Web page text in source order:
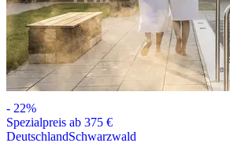
- 22%
Spezialpreis ab 375 €
DeutschlandSchwarzwald